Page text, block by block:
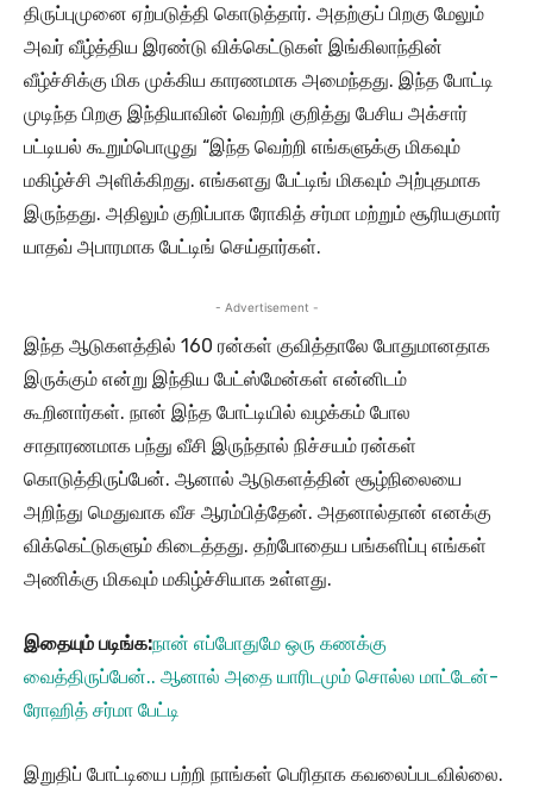
திருப்புமுனை ஏற்படுத்தி கொடுத்தார். அதற்குப் பிறகு மேலும்
அவர் வீழ்த்திய இரண்டு விக்கெட்டுகள் இங்கிலாந்தின்
வீழ்ச்சிக்கு மிக முக்கிய காரணமாக அமைந்தது. இந்த போட்டி
முடிந்த பிறகு இந்தியாவின் வெற்றி குறித்து பேசிய அக்சார்
பட்டியல் கூறும்பொழுது “இந்த வெற்றி எங்களுக்கு மிகவும்
மகிழ்ச்சி அளிக்கிறது. எங்களது பேட்டிங் மிகவும் அற்புதமாக
இருந்தது. அதிலும் குறிப்பாக ரோகித் சர்மா மற்றும் சூரியகுமார்
யாதவ் அபாரமாக பேட்டிங் செய்தார்கள்.
- Advertisement -
இந்த ஆடுகளத்தில் 160 ரன்கள் குவித்தாலே போதுமானதாக
இருக்கும் என்று இந்திய பேட்ஸ்மேன்கள் என்னிடம்
கூறினார்கள். நான் இந்த போட்டியில் வழக்கம் போல
சாதாரணமாக பந்து வீசி இருந்தால் நிச்சயம் ரன்கள்
கொடுத்திருப்பேன். ஆனால் ஆடுகளத்தின் சூழ்நிலையை
அறிந்து மெதுவாக வீச ஆரம்பித்தேன். அதனால்தான் எனக்கு
விக்கெட்டுகளும் கிடைத்தது. தற்போதைய பங்களிப்பு எங்கள்
அணிக்கு மிகவும் மகிழ்ச்சியாக உள்ளது.
இதையும் படிங்க:நான் எப்போதுமே ஒரு கணக்கு
வைத்திருப்பேன்.. ஆனால் அதை யாரிடமும் சொல்ல மாட்டேன்-
ரோஹித் சர்மா பேட்டி
இறுதிப் போட்டியை பற்றி நாங்கள் பெரிதாக கவலைப்படவில்லை.